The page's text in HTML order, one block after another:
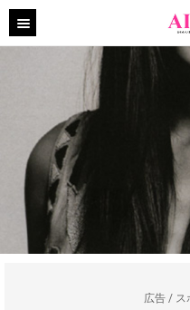
広告 / ス